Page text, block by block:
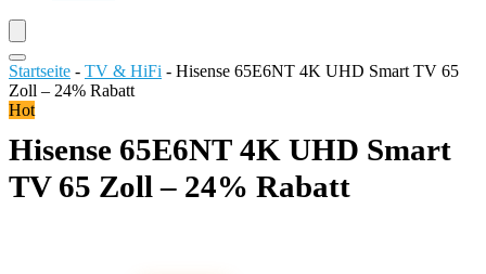
Startseite - TV & HiFi - Hisense 65E6NT 4K UHD Smart TV 65
Zoll – 24% Rabatt
Hot
Hisense 65E6NT 4K UHD Smart
TV 65 Zoll – 24% Rabatt